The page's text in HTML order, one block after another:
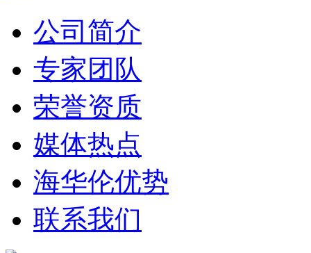
公司简介
专家团队
荣誉资质
媒体热点
海华伦优势
联系我们